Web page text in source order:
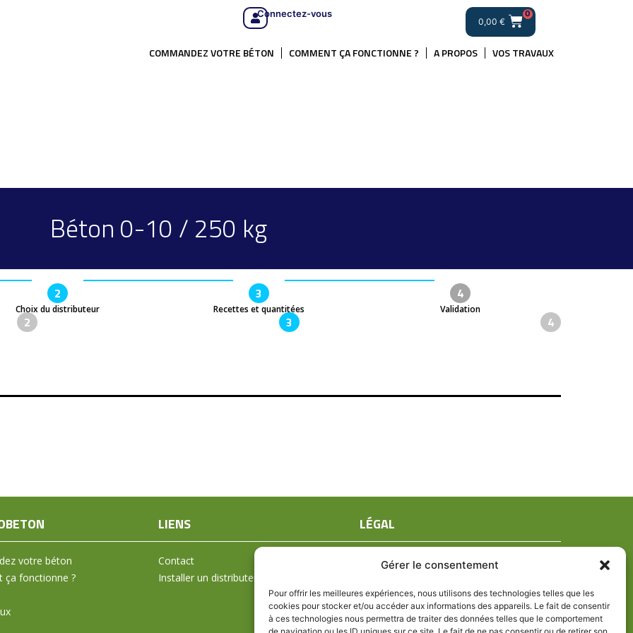
Gérer le consentement
Pour offrir les meilleures expériences, nous utilisons des technologies telles que les
cookies pour stocker et/ou accéder aux informations des appareils. Le fait de consentir
à ces technologies nous permettra de traiter des données telles que le comportement
Connectez-vous
0,00 €
0
COMMANDEZ VOTRE BÉTON COMMENT ÇA FONCTIONNE ? A PROPOS VOS TRAVAUX
Béton 0-10 / 250 kg
2
Choix du distributeur
3
Recettes et quantitées
4
Validation
2 3 4
votre béton
ça fonctionne ?
LIENS
Contact
Installer un distributeur
LÉGAL
Mentions légales
Politique de confidentialité
Politique de cookies (UE)